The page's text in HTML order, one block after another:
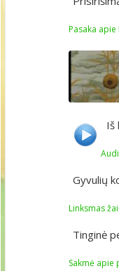
Pasaka apie
Iš
Gyvulių
Linksmas
Tinginė
Sakmė apie